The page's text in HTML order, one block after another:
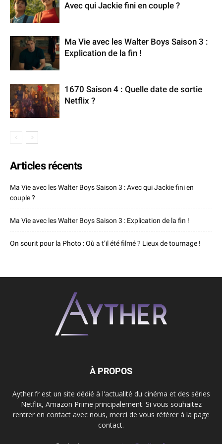
Avec qui Jackie fini en couple ?
Ma Vie avec les Walter Boys Saison 3 :
Explication de la fin !
1670 Saison 4 : Quelle date de sortie
Netflix ?
Articles récents
Ma Vie avec les Walter Boys Saison 3 : Avec qui Jackie fini en
couple ?
Ma Vie avec les Walter Boys Saison 3 : Explication de la fin !
On sourit pour la Photo : Où a t’il été filmé ? Lieux de tournage !
À PROPOS
Ayther.fr est un site dédié à l'actualité du cinéma et des séries
Netflix, Amazon Prime principalement. Si vous souhaitez
rentrer en contact avec nous, merci de vous référer à la page
contact.